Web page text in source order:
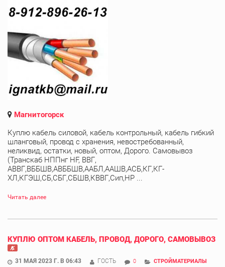
Магнитогорск
Куплю кабель силовой, кабель контрольный, кабель гибкий
шланговый, провод с хранения, невостребованный,
неликвид, остатки, новый, оптом, Дорого. Самовывоз
(Транскаб НППнг HF, ВВГ,
АВВГ,ВББШВ,АВББШВ,ААБЛ,ААШВ,АСБ,КГ,КГ-
ХЛ,КГЭШ,СБ,СБГ,СБШВ,КВВГ,Сип,НР ...
Читать далее
КУПЛЮ ОПТОМ КАБЕЛЬ, ПРОВОД, ДОРОГО, САМОВЫВОЗ
31 МАЯ 2023 Г. В 06:43 ГОСТЬ 0 СТРОЙМАТЕРИАЛЫ